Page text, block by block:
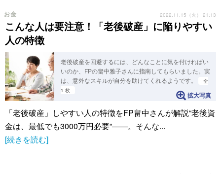
こんな人は要注意！「老後破産」に陥りやすい
人の特徴
お金 2022.11.15（火） 21:13
老後破産を回避するには、どんなことに気を付ければい
いのか、FPの畠中雅子さんに指南してもらいました。実
は、意外なスキルが自分を助けてくれるようです。
全
1 枚
拡大写真
「老後破産」しやすい人の特徴をFP畠中さんが解説“老後資
金は、最低でも3000万円必要”――。そんな...
[続きを読む]